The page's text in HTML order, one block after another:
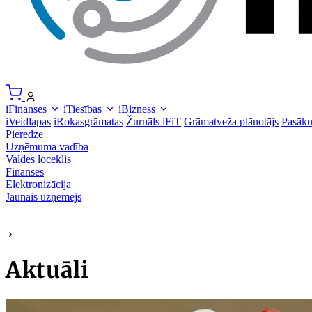
iFinanses iTiesības
iBizness
iVeidlapas iRokasgrāmatas Žurnāls iFiT Grāmatveža plānotājs
Pieredze
Uzņēmuma vadība
Valdes loceklis
Finanses
Elektronizācija
Jaunais uzņēmējs
Aktuāli